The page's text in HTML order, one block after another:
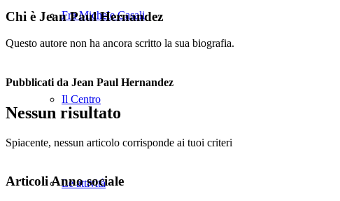
Fra Michele Casali
Il Centro
Le attività
Chi è Jean Paul Hernandez
Questo autore non ha ancora scritto la sua biografia.
Pubblicati da Jean Paul Hernandez
Nessun risultato
Spiacente, nessun articolo corrisponde ai tuoi criteri
Articoli Anno sociale